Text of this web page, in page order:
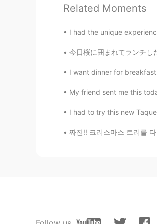
CN EN
@Mike 麦克儿
Yulia
Mike 麦克儿
How do u
Related Moments
I had the unique
今日桜に囲まれてランチした😍(最高だった) 10分
I want dinner for
My friend sent me this
I had to try this new
짜잔!! 크리스마스 트리를 다